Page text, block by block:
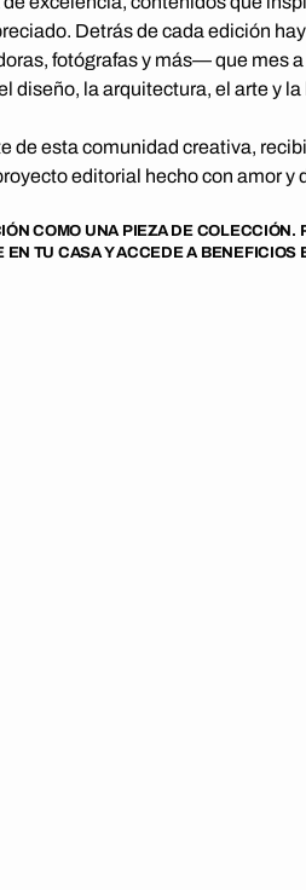
Detrás de cada edición
fotógrafas y más— que mes a
diseño, la arquitectura, el arte y
de esta comunidad creativa,
editorial hecho con amor y
COMO UNA PIEZA DE COLECCIÓN.
EN TU CASA Y ACCEDE A BENEFICIOS